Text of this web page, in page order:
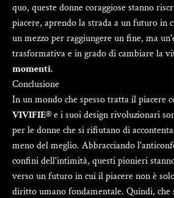
quo, queste donne coraggiose stanno
piacere, aprendo la strada a un futuro in
un mezzo per raggiungere un fine, ma
trasformativa e in grado di cambiare la
momenti.
Conclusione
In un mondo che spesso tratta il piacere
VIVIFIE®e i suoi design rivoluzionari
per le donne che si rifiutano di
meno del meglio. Abbracciando
confini dell'intimità, questi pionieri
verso un futuro in cui il piacere non è
diritto umano fondamentale. Quindi,